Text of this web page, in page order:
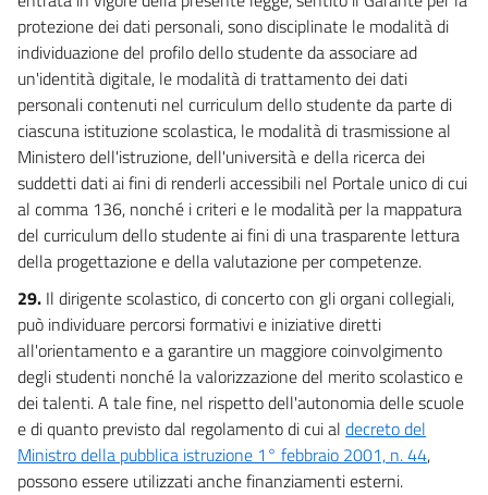
protezione dei dati personali, sono disciplinate le modalità di
individuazione del profilo dello studente da associare ad
un'identità digitale, le modalità di trattamento dei dati
personali contenuti nel curriculum dello studente da parte di
ciascuna istituzione scolastica, le modalità di trasmissione al
Ministero dell'istruzione, dell'università e della ricerca dei
suddetti dati ai fini di renderli accessibili nel Portale unico di cui
al comma 136, nonché i criteri e le modalità per la mappatura
del curriculum dello studente ai fini di una trasparente lettura
della progettazione e della valutazione per competenze.
29. Il dirigente scolastico, di concerto con gli organi collegiali,
può individuare percorsi formativi e iniziative diretti
all'orientamento e a garantire un maggiore coinvolgimento
degli studenti nonché la valorizzazione del merito scolastico e
dei talenti. A tale fine, nel rispetto dell'autonomia delle scuole
e di quanto previsto dal regolamento di cui al decreto del
Ministro della pubblica istruzione 1° febbraio 2001, n. 44,
possono essere utilizzati anche finanziamenti esterni.